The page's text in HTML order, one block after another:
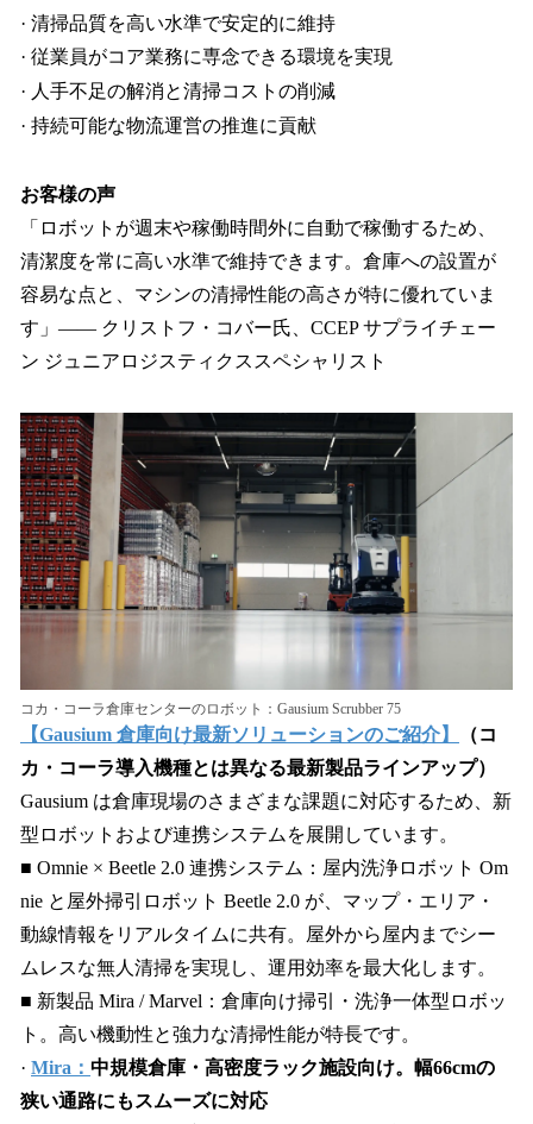
· 清掃品質を高い水準で安定的に維持
· 従業員がコア業務に専念できる環境を実現
· 人手不足の解消と清掃コストの削減
· 持続可能な物流運営の推進に貢献
お客様の声
「ロボットが週末や稼働時間外に自動で稼働するため、
清潔度を常に高い水準で維持できます。倉庫への設置が
容易な点と、マシンの清掃性能の高さが特に優れていま
す」—— クリストフ・コバー氏、CCEP サプライチェー
ン ジュニアロジスティクススペシャリスト
コカ・コーラ倉庫センターのロボット：Gausium Scrubber 75
【Gausium 倉庫向け最新ソリューションのご紹介】
（コ
カ・コーラ導入機種とは異なる最新製品ラインアップ）
Gausium は倉庫現場のさまざまな課題に対応するため、新
型ロボットおよび連携システムを展開しています。
■ Omnie × Beetle 2.0 連携システム：屋内洗浄ロボット Om
nie と屋外掃引ロボット Beetle 2.0 が、マップ・エリア・
動線情報をリアルタイムに共有。屋外から屋内までシー
ムレスな無人清掃を実現し、運用効率を最大化します。
■ 新製品 Mira / Marvel：倉庫向け掃引・洗浄一体型ロボッ
ト。高い機動性と強力な清掃性能が特長です。
· Mira： 中規模倉庫・高密度ラック施設向け。幅66cmの
狭い通路にもスムーズに対応